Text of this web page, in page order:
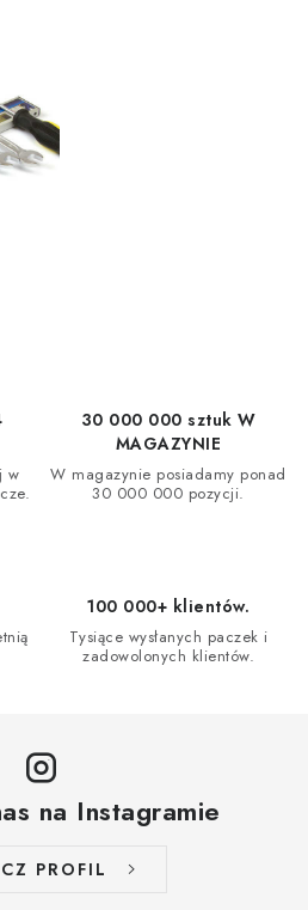
w
30 000 000 sztuk W
MAGAZYNIE
W magazynie posiadamy ponad
30 000 000 pozycji.
100 000+ klientów.
Tysiące wysłanych paczek i
zadowolonych klientów.
na Instagramie
PROFIL